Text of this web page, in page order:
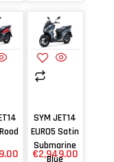
SYM JET14
EURO5 Satin
Submarine
Blue
€2,949.00